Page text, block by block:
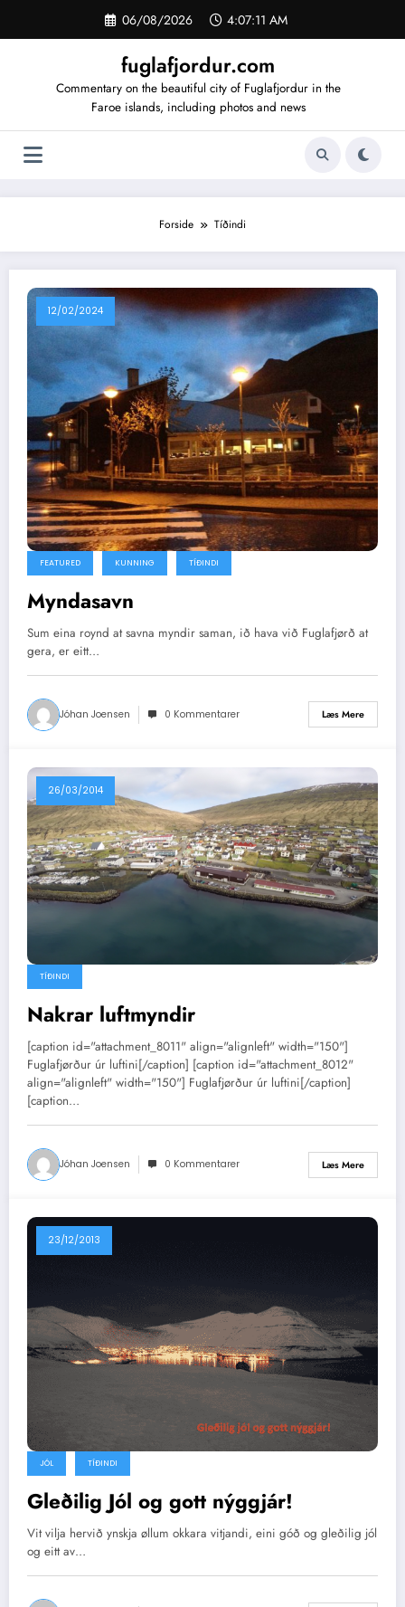
indhold
06/08/2026 4:07:12 AM
fuglafjordur.com
Commentary on the beautiful city of Fuglafjordur in the
Faroe islands, including photos and news
Forside Tíðindi
12/02/2024
FEATURED KUNNING TÍÐINDI
Myndasavn
Sum eina roynd at savna myndir saman, ið hava við Fuglafjørð at
gera, er eitt…
Jóhan Joensen 0 Kommentarer Læs Mere
26/03/2014
TÍÐINDI
Nakrar luftmyndir
[caption id="attachment_8011" align="alignleft" width="150"]
Fuglafjørður úr luftini[/caption] [caption id="attachment_8012"
align="alignleft" width="150"] Fuglafjørður úr luftini[/caption]
[caption…
Jóhan Joensen 0 Kommentarer Læs Mere
23/12/2013
JÓL TÍÐINDI
Gleðilig Jól og gott nýggjár!
Vit vilja hervið ynskja øllum okkara vitjandi, eini góð og gleðilig jól
og eitt av…